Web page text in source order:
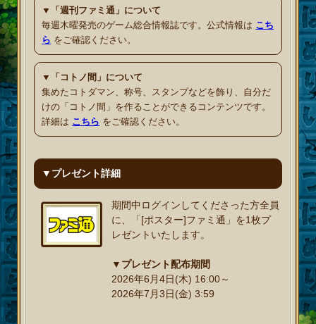
▼「週刊ファミ通」について
毎週木曜発売のゲーム総合情報誌です。公式情報は こち
ら をご確認ください。
▼「コトノ間」について
集めたコトダマン、称号、スタンプなどを飾り、自分だ
けの「コトノ間」を作ることができるコンテンツです。
詳細は こちら をご確認ください。
▼プレゼント詳細
期間中ログインしてくださった方全員
に、「[ポスター]ファミ通」を1枚プ
レゼントいたします。
▼プレゼント配布期間
2026年6月4日(木) 16:00～
2026年7月3日(金) 3:59